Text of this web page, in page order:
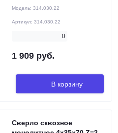
Модель: 314.030.22
Артикул: 314.030.22
0
1 909 руб.
В корзину
Сверло сквозное